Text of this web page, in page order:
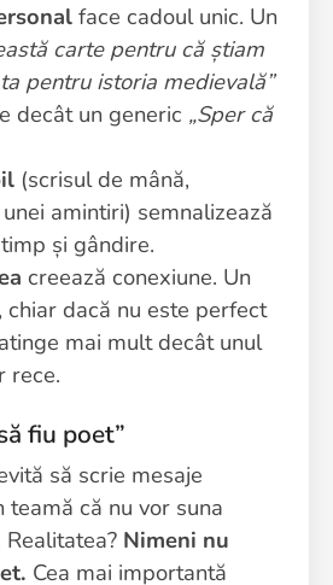
face cadoul unic. Un
carte pentru că știam
pentru istoria medievală”
decât un generic „Sper că
(scrisul de mână,
amintiri) semnalizează
și gândire.
creează conexiune. Un
chiar dacă nu este perfect
mai mult decât unul
rece.
fiu poet”
să scrie mesaje
teamă că nu vor suna
Nimeni nu
Cea mai importantă